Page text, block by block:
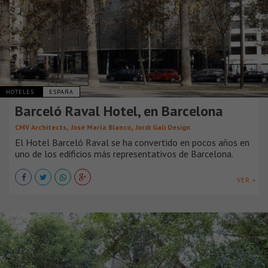
HOTELES ESPAÑA
Barceló Raval Hotel, en Barcelona
CMV Architects, José María Blanco, Jordi Gali Design
El Hotel Barceló Raval se ha convertido en pocos años en
uno de los edificios más representativos de Barcelona.
VER +